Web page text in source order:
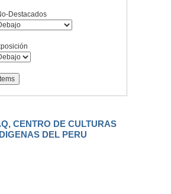
Destacados
CENTRO DE CULTURAS
DEL PERU